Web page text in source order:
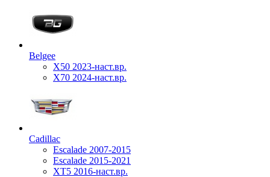
Belgee
X50 2023-наст.вр.
X70 2024-наст.вр.
Cadillac
Escalade 2007-2015
Escalade 2015-2021
XT5 2016-наст.вр.